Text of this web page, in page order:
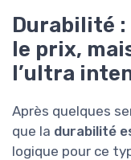
Durabilité
le prix,
l’ultra
Après quelques
que la durabilité
logique pour ce